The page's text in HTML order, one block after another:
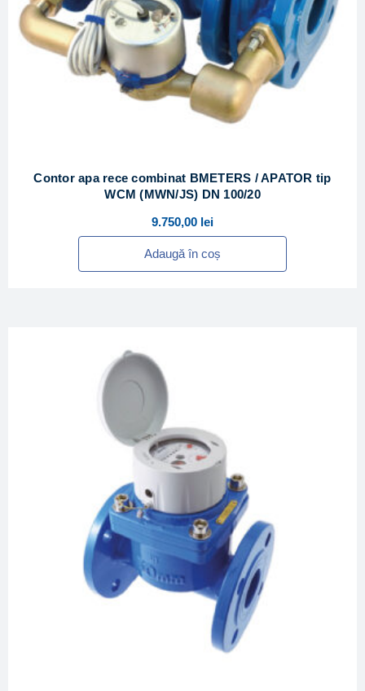
Contor apa rece combinat BMETERS / APATOR tip
WCM (MWN/JS) DN 100/20
9.750,00 lei
Adaugă în coș